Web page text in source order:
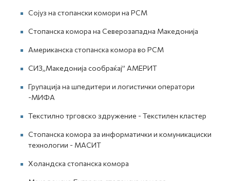
Сојуз на стопански комори на РСМ
Стопанска комора на Северозападна Македонија
Американска стопанска комора во РСМ
СИЗ„Македонија сообраќај” АМЕРИТ
Групација на шпедитери и логистички оператори
-МИФА
Текстилно трговско здружение - Текстилен кластер
Стопанска комора за информатички и комуникациски
технологии - МАСИТ
Холандска стопанска комора